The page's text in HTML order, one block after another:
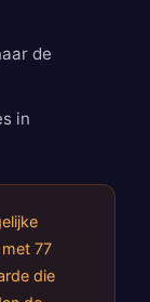
de
in
77
die